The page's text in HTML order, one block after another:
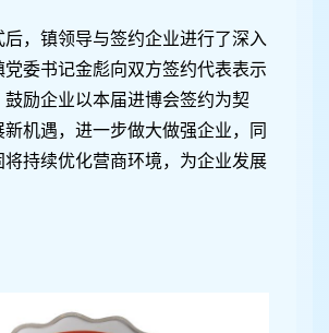
后，镇领导与签约企业进行了深入
委书记金彪向双方签约代表表示
励企业以本届进博会签约为契
机遇，进一步做大做强企业，同
将持续优化营商环境，为企业发展